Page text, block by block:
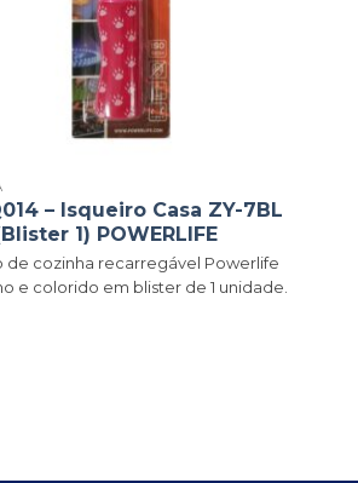
– Isqueiro Casa ZY-7BL
1) POWERLIFE
de cozinha recarregável Powerlife
e colorido em blister de 1 unidade.